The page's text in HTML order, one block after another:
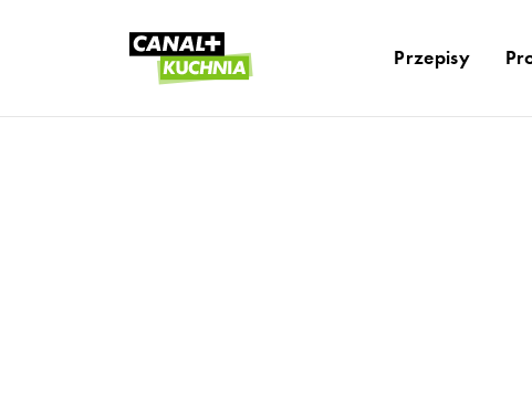
Przepisy